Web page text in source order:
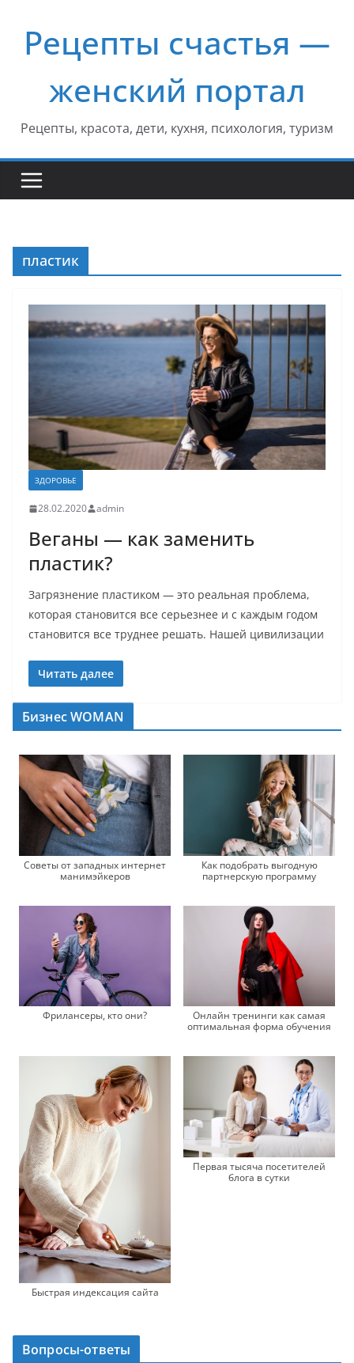
содержимому
Рецепты счастья —
женский портал
Рецепты, красота, дети, кухня, психология, туризм
пластик
ЗДОРОВЬЕ
28.02.2020 admin
Веганы — как заменить
пластик?
Загрязнение пластиком — это реальная проблема,
которая становится все серьезнее и с каждым годом
становится все труднее решать. Нашей цивилизации
Читать далее
Бизнес WOMAN
Советы от западных интернет
манимэйкеров
Как подобрать выгодную
партнерскую программу
Фрилансеры, кто они?
Онлайн тренинги как самая
оптимальная форма обучения
Быстрая индексация сайта
Первая тысяча посетителей
блога в сутки
Вопросы-ответы